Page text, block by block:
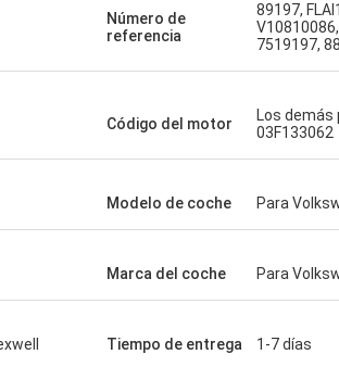
Número de
referencia
89197,
7519197,
Código del motor
Los
03F133062
Modelo de coche Para
Marca del coche Para
Tiempo de entrega 1-7 días